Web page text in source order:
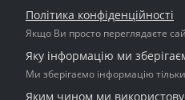
Політика конфіденційності
Якщо Ви просто переглядаєте
Яку інформацію ми
Ми зберігаємо інформацію
Яким чином ми